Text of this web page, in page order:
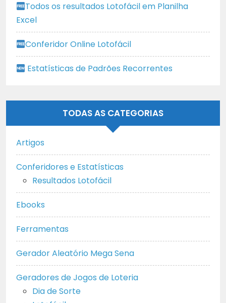
Todos os resultados Lotofácil em Planilha
Excel
Conferidor Online Lotofácil
Estatísticas de Padrões Recorrentes
TODAS AS CATEGORIAS
Artigos
Conferidores e Estatísticas
Resultados Lotofácil
Ebooks
Ferramentas
Gerador Aleatório Mega Sena
Geradores de Jogos de Loteria
Dia de Sorte